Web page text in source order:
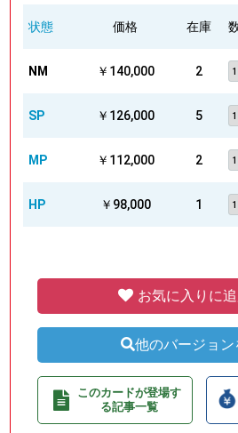
状態 価格 在庫
NM ￥140,000 2
SP ￥126,000 5
MP ￥112,000 2
HP ￥98,000 1
お気に入りに
他のバージョン
このカードが登場す
る記事一覧